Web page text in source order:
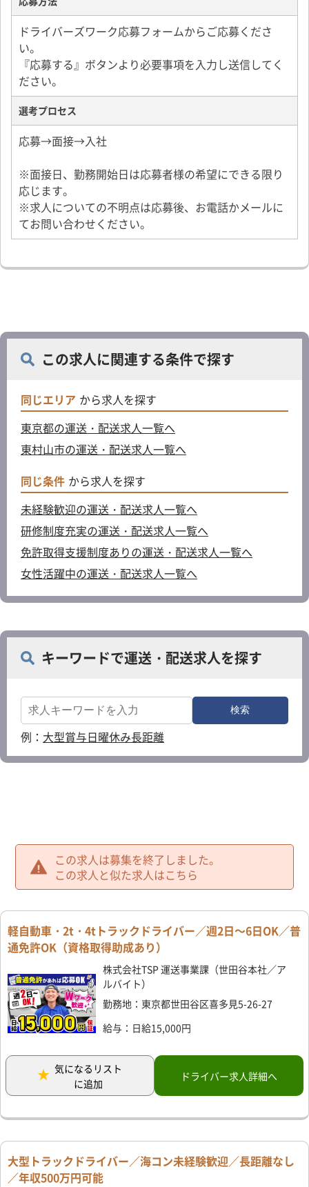
ドライバーズワーク応募フォームからご応募くださ
い。
『応募する』ボタンより必要事項を入力し送信してく
ださい。
選考プロセス
応募→面接→入社
※面接日、勤務開始日は応募者様の希望にできる限り
応じます。
※求人についての不明点は応募後、お電話かメールに
てお問い合わせください。
この求人に関連する条件で探す
同じエリア から求人を探す
東京都の運送・配送求人一覧へ
東村山市の運送・配送求人一覧へ
同じ条件 から求人を探す
未経験歓迎の運送・配送求人一覧へ
研修制度充実の運送・配送求人一覧へ
免許取得支援制度ありの運送・配送求人一覧へ
女性活躍中の運送・配送求人一覧へ
キーワードで運送・配送求人を探す
例： 大型賞与日曜休み長距離
この求人は募集を終了しました。
この求人と似た求人はこちら
軽自動車・2t・4tトラックドライバー／週2日～6日OK／普
通免許OK（資格取得助成あり）
株式会社TSP 運送事業課（世田谷本社／ア
ルバイト）
勤務地：東京都世田谷区喜多見5-26-27
給与：日給15,000円
気になるリスト
に追加
ドライバー求人詳細へ
大型トラックドライバー／海コン未経験歓迎／長距離なし
／年収500万円可能